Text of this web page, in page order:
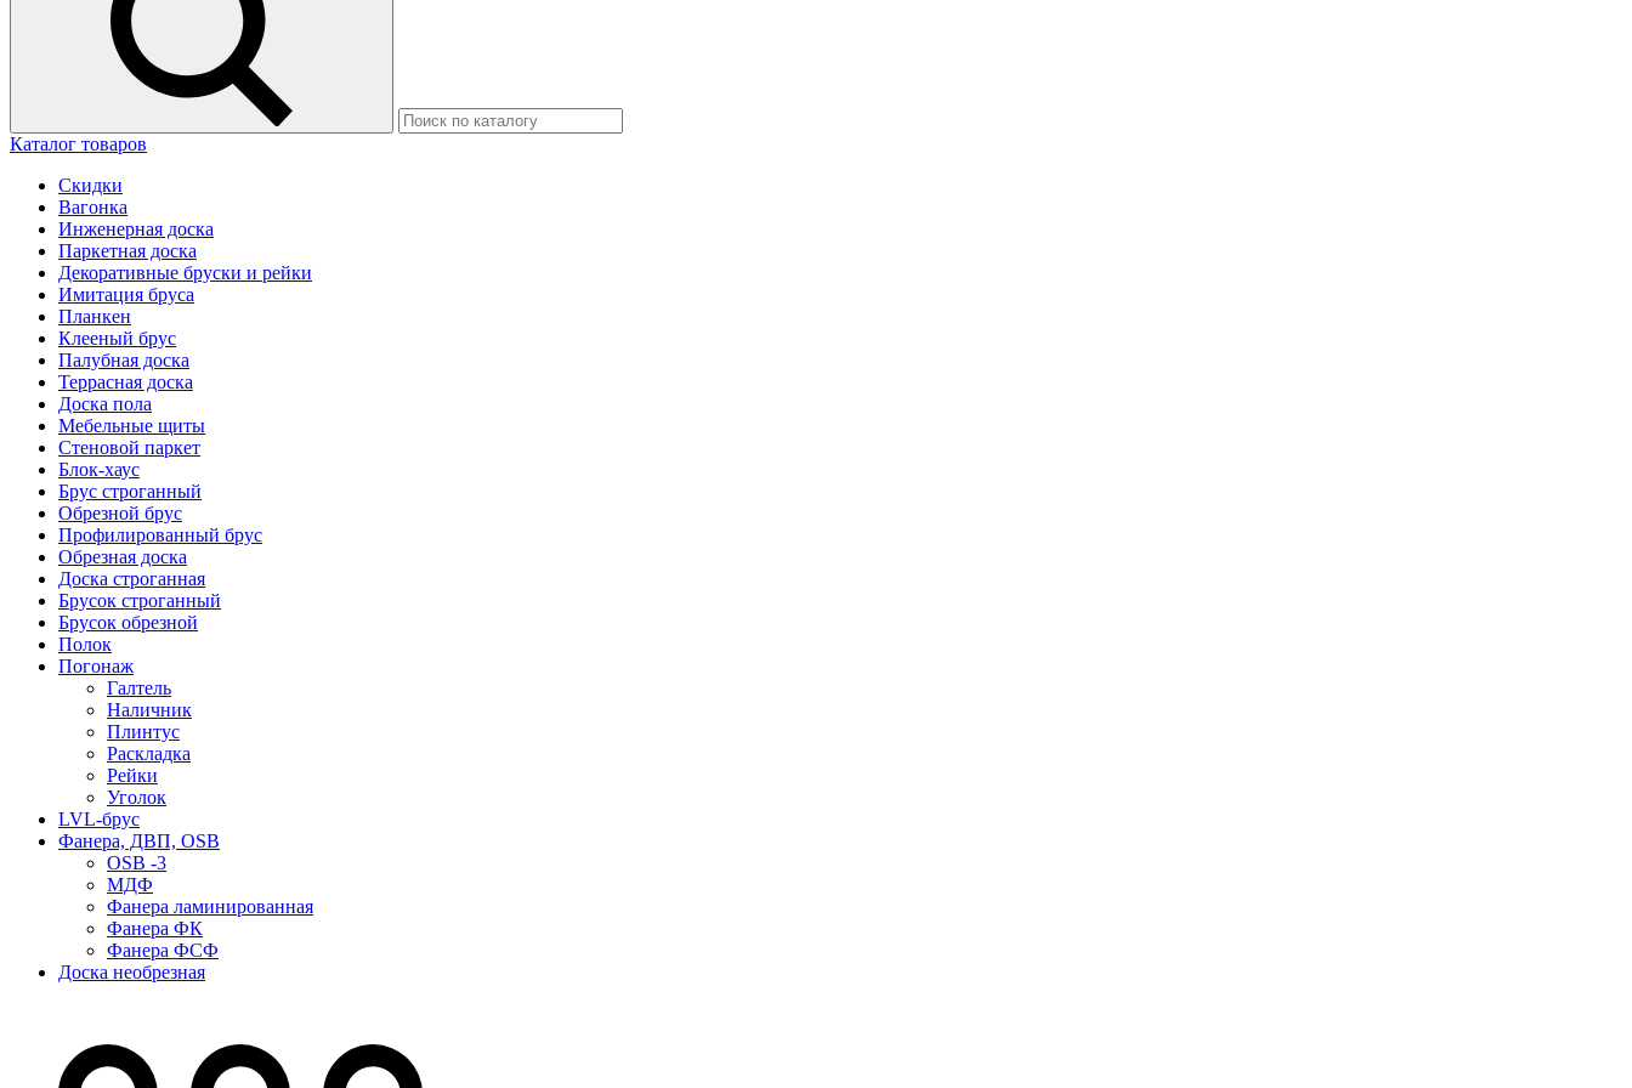
Каталог товаров
Скидки
Вагонка
Инженерная доска
Паркетная доска
Декоративные бруски и рейки
Имитация бруса
Планкен
Клееный брус
Палубная доска
Террасная доска
Доска пола
Мебельные щиты
Стеновой паркет
Блок-хаус
Брус строганный
Обрезной брус
Профилированный брус
Обрезная доска
Доска строганная
Брусок строганный
Брусок обрезной
Полок
Погонаж
Галтель
Наличник
Плинтус
Раскладка
Рейки
Уголок
LVL-брус
Фанера, ДВП, OSB
OSB -3
МДФ
Фанера ламинированная
Фанера ФК
Фанера ФСФ
Доска необрезная